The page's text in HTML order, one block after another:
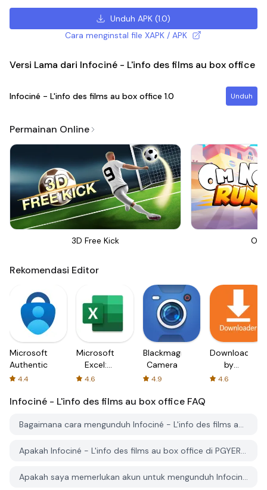
Unduh APK (1.0)
Cara menginstal file XAPK / APK
Versi Lama dari Infociné - L'info des films au box office
Infociné - L'info des films au box office 1.0 Unduh
Permainan Online
3D Free Kick Om
Rekomendasi Editor
Microsoft
Authenticator
4.4
Microsoft
Excel:
Spreadsheets
4.6
Blackmagic
Camera
4.9
Downloader
by
AFTVnews
4.6
Infociné - L'info des films au box office FAQ
Bagaimana cara mengunduh Infociné - L'info des films au box office dari PGYER APK HUB?
Apakah Infociné - L'info des films au box office di PGYER APK HUB gratis untuk diunduh?
Apakah saya memerlukan akun untuk mengunduh Infociné - L'info des films au box office dari PGYER APK HUB?